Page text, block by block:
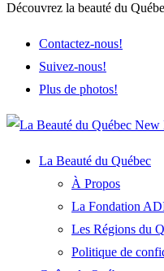
Découvrez la beauté du
Contactez-nous!
Suivez-nous!
Plus de photos!
La Beauté du Québec
À Propos
La Fondation
Les Régions du
Politique de